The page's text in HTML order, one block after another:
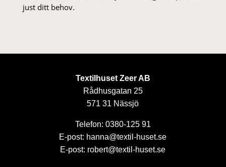
just ditt behov.
Textilhuset Zeer AB
Rådhusgatan 25
571 31 Nässjö
Telefon: 0380-125 91
E-post: hanna@textil-huset.se
E-post: robert@textil-huset.se